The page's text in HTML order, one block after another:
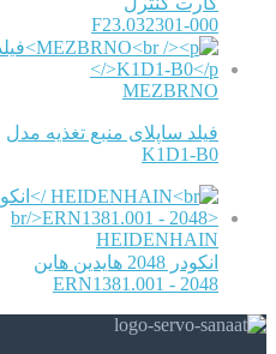
F23.032301-000
MEZBRNO
فیلد ساپلای منبع تغذیه مدل
K1D1-B0
HEIDENHAIN
انکودر 2048 هایدین هاین
ERN1381.001 - 2048